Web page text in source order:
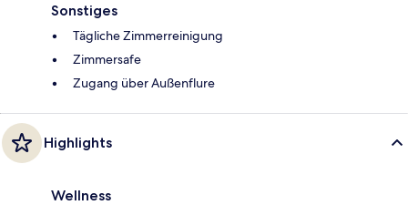
Sonstiges
Tägliche Zimmerreinigung
Zimmersafe
Zugang über Außenflure
Highlights
Wellness